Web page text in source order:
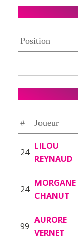
Position
# Joueur
24
LILOU
REYNAUD
24
MORGANE
CHANUT
99
AURORE
VERNET